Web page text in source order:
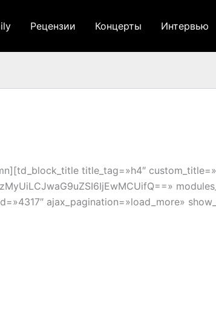
Рецензии Концерты Интервью
title_tag=»h4″
ajax_pagination=»load_more»